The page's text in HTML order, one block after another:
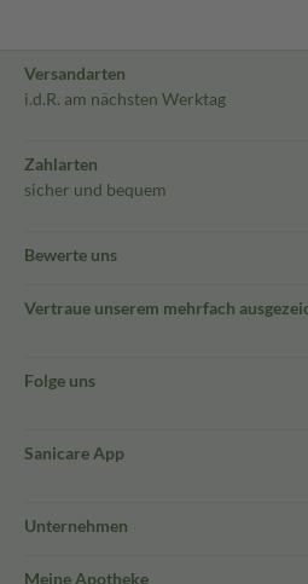
Versandarten
i.d.R. am nächsten Werktag
Zahlarten
sicher und bequem
Bewerte uns
Vertraue unserem mehrfach
Folge uns
Sanicare App
Unternehmen
Meine Apotheke